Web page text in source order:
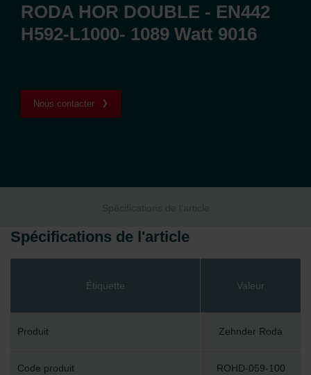
RODA HOR DOUBLE - EN442
H592-L1000- 1089 Watt 9016
Nous contacter
Spécifications de l'article
Spécifications de l'article
Étiquette Valeur
Produit Zehnder Roda
Code produit ROHD-059-100